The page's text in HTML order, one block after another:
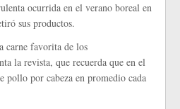
ocurrida en el verano boreal en
sus productos.
carne favorita de los
la revista, que recuerda que en el
pollo por cabeza en promedio cada